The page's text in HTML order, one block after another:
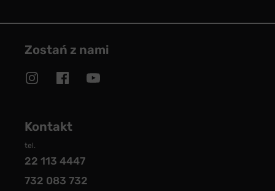
Zostań z nami
Kontakt
tel.
22 113 4447
732 083 732